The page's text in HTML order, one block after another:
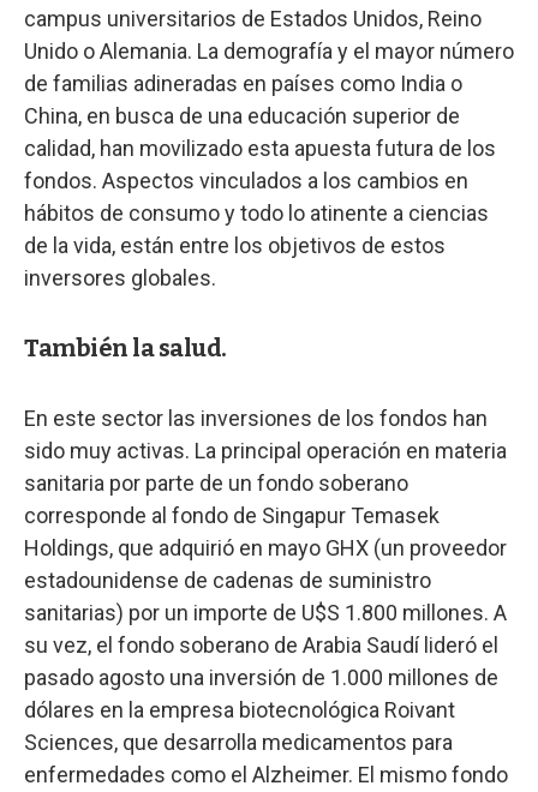
campus universitarios de Estados Unidos, Reino
Unido o Alemania. La demografía y el mayor número
de familias adineradas en países como India o
China, en busca de una educación superior de
calidad, han movilizado esta apuesta futura de los
fondos. Aspectos vinculados a los cambios en
hábitos de consumo y todo lo atinente a ciencias
de la vida, están entre los objetivos de estos
inversores globales.
También la salud.
En este sector las inversiones de los fondos han
sido muy activas. La principal operación en materia
sanitaria por parte de un fondo soberano
corresponde al fondo de Singapur Temasek
Holdings, que adquirió en mayo GHX (un proveedor
estadounidense de cadenas de suministro
sanitarias) por un importe de U$S 1.800 millones. A
su vez, el fondo soberano de Arabia Saudí lideró el
pasado agosto una inversión de 1.000 millones de
dólares en la empresa biotecnológica Roivant
Sciences, que desarrolla medicamentos para
enfermedades como el Alzheimer. El mismo fondo